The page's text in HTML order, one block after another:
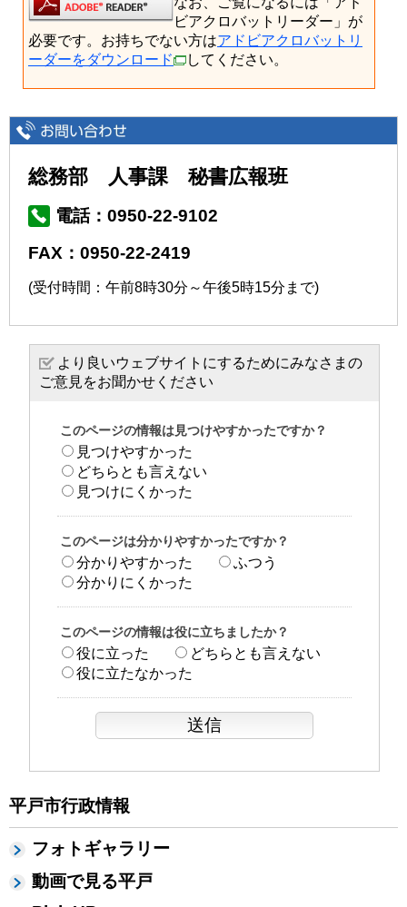
平戸市行政情報
フォトギャラリー
動画で見る平戸
ビアクロバットリーダー」が
必要です。お持ちでない方はアドビアクロバットリ
ーダーをダウンロード
してください。
総務部 人事課 秘書広報班
電話：0950-22-9102
FAX：0950-22-2419
(受付時間：午前8時30分～午後5時15分まで)
より良いウェブサイトにするためにみなさまの
ご意見をお聞かせください
このページの情報は見つけやすかったですか？
見つけやすかった
どちらとも言えない
見つけにくかった
このページは分かりやすかったですか？
分かりやすかった
ふつう
分かりにくかった
このページの情報は役に立ちましたか？
役に立った
どちらとも言えない
役に立たなかった